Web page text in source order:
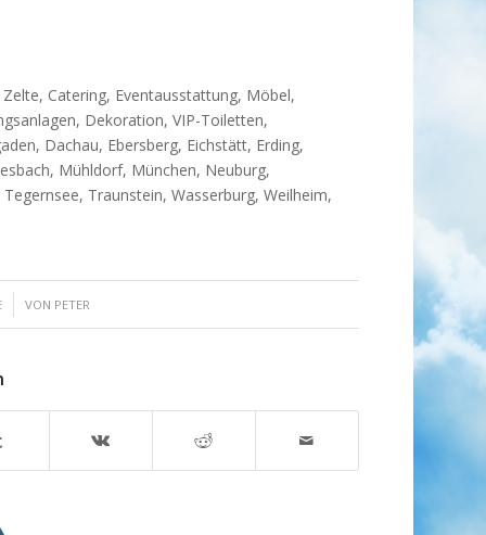
Catering, Eventausstattung, Möbel,
Dekoration, VIP-Toiletten,
Dachau, Ebersberg, Eichstätt, Erding,
Mühldorf, München, Neuburg,
Traunstein, Wasserburg, Weilheim,
VON PETER